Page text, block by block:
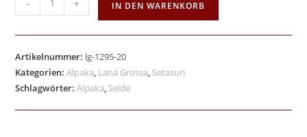
- + IN DEN WARENKORB
Artikelnummer: lg-1295-20
Kategorien:Alpaka, Lana Grossa, Setasuri
Schlagwörter:Alpaka, Seide